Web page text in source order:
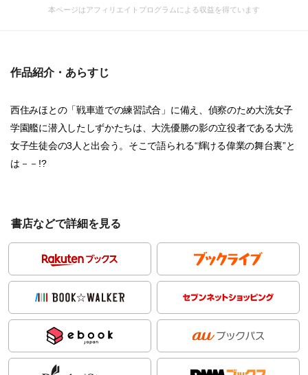
本ページはアフィリエイトプログラムによる収益を得ています
作品紹介・あらすじ
西住みほとの「戦車道での練習試合」に備え、偵察のため大洗女子
学園艦に潜入したしずかたちは、大洗優勝の影の立役者である大洗
女子生徒会の3人と出会う。そこで語られる“輝ける偉業の舞台裏”と
は－－!?
書店などで詳細を見る